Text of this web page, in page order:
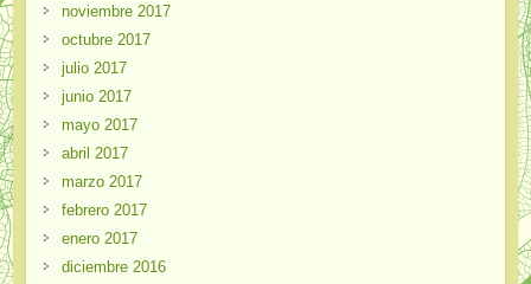
noviembre 2017
octubre 2017
julio 2017
junio 2017
mayo 2017
abril 2017
marzo 2017
febrero 2017
enero 2017
diciembre 2016